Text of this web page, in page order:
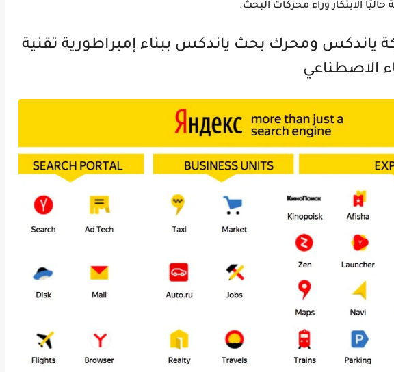
الابتكار وراء محركات البحث.
ياندكس ومحرك بحث ياندكس ببناء إمبراطورية تقنية
الاصطناعي